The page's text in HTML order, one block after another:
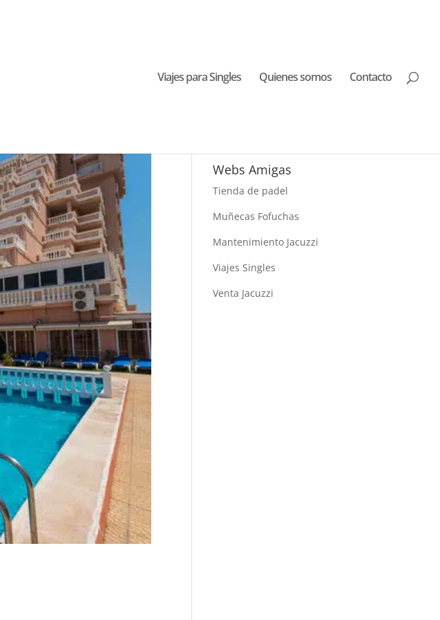
Viajes para Singles Quienes somos Contacto
Webs Amigas
Tienda de padel
Muñecas Fofuchas
Mantenimiento Jacuzzi
Viajes Singles
Venta Jacuzzi